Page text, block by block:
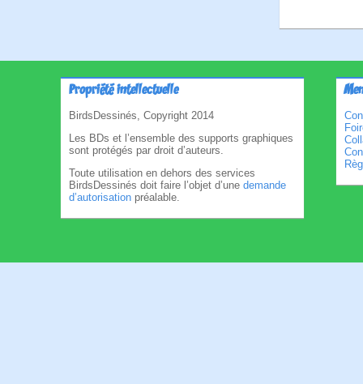
Propriété intellectuelle
BirdsDessinés, Copyright 2014
Les BDs et l’ensemble des supports graphiques
sont protégés par droit d’auteurs.
Toute utilisation en dehors des services
BirdsDessinés doit faire l’objet d’une demande
d’autorisation préalable.